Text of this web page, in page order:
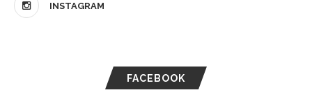
INSTAGRAM
FACEBOOK